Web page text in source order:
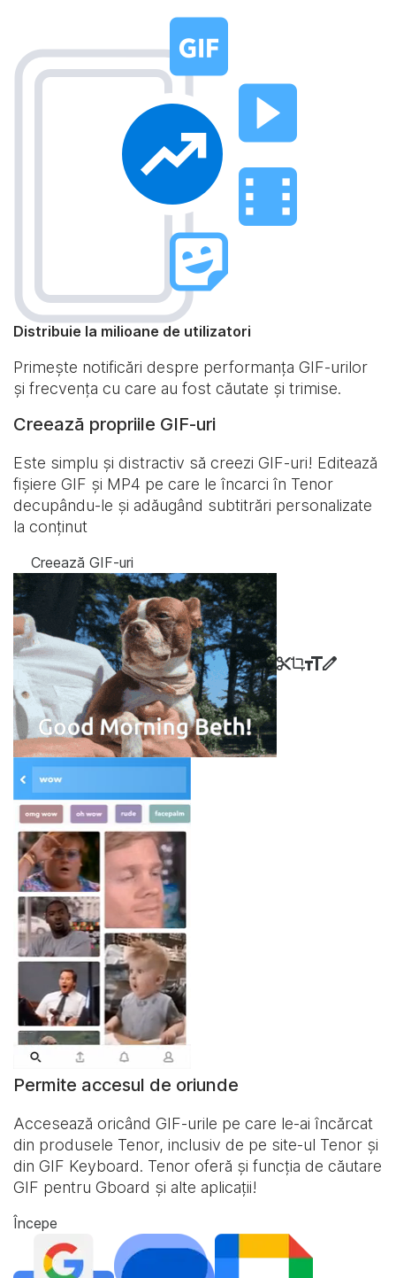
Distribuie la milioane de utilizatori
Primește notificări despre performanța GIF-urilor
și frecvența cu care au fost căutate și trimise.
Creează propriile GIF-uri
Este simplu și distractiv să creezi GIF-uri! Editează
fișiere GIF și MP4 pe care le încarci în Tenor
decupându-le și adăugând subtitrări personalizate
la conținut
Creează GIF-uri
Permite accesul de oriunde
Accesează oricând GIF-urile pe care le-ai încărcat
din produsele Tenor, inclusiv de pe site-ul Tenor și
din GIF Keyboard. Tenor oferă și funcția de căutare
GIF pentru Gboard și alte aplicații!
Începe